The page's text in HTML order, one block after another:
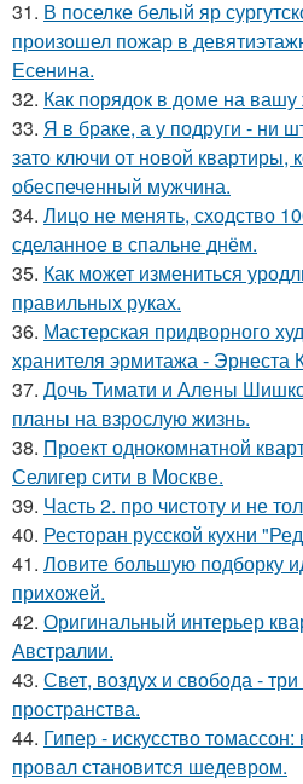
31. В поселке белый яр
произошел пожар в
Есенина.
32. Как порядок в доме на вашу
33. Я в браке, а у подруги - ни
зато ключи от новой квартиры,
обеспеченный мужчина.
34. Лицо не менять, сходство
сделанное в спальне днём.
35. Как может измениться
правильных руках.
36. Мастерская придворного
хранителя эрмитажа - Эрнеста
37. Дочь Тимати и Алены
планы на взрослую жизнь.
38. Проект однокомнатной
Селигер сити в Москве.
39. Часть 2. про чистоту и не
40. Ресторан русской кухни
41. Ловите большую подборку
прихожей.
42. Оригинальный интерьер
Австралии.
43. Свет, воздух и свобода -
пространства.
44. Гипер - искусство томассон:
провал становится шедевром.